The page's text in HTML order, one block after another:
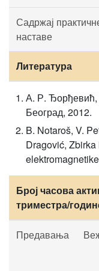
Садржај
наставе
Литература
А. Р. Ђорђевић,
Београд, 2012.
B. Notaroš, V.
Dragović,
Број часова
триместра/
Предавања